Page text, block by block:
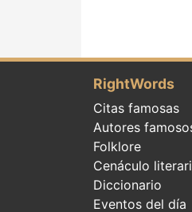
RightWords
Citas famosas
Autores
Folklore
Cenáculo
Diccionario
Eventos del día